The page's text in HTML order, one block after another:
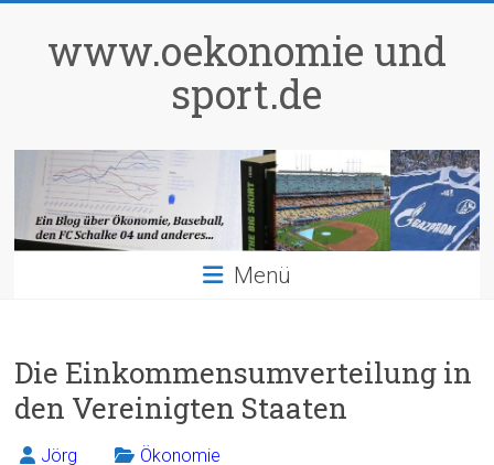
springenwww.oekonomie und
sport.de
Menü
Die Einkommensumverteilung in
den Vereinigten Staaten
Jörg Ökonomie